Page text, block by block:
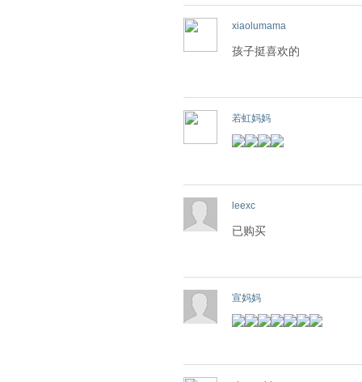
xiaolumama
孩子挺喜欢的
若虹妈妈
leexc
已购买
宣妈妈